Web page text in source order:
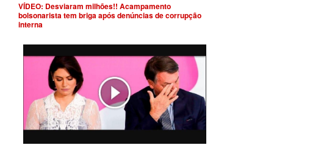
VÍDEO: Desviaram milhões!! Acampamento
bolsonarista tem briga após denúncias de corrupção
interna